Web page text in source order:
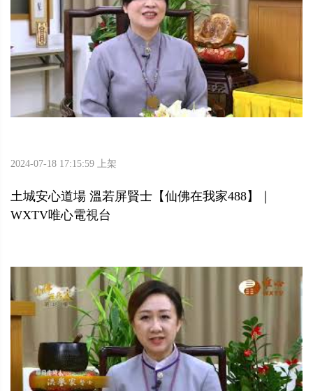
2024-07-18 17:15:59 上架
土城安心道場 溫若屏賢士【仙佛在我家488】｜
WXTV唯心電視台